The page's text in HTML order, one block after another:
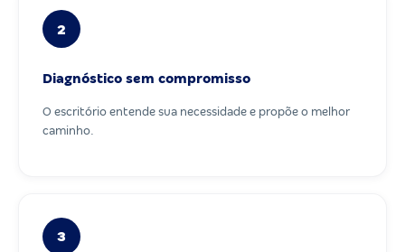
2
Diagnóstico sem compromisso
O escritório entende sua necessidade e propõe o melhor
caminho.
3